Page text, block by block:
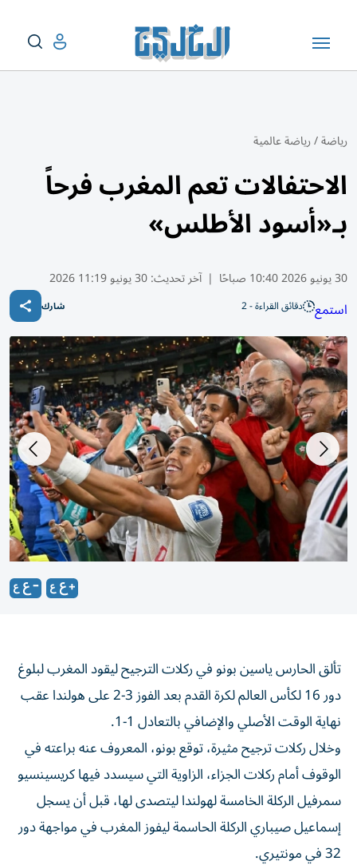
رياضة/رياضة عالمية
الاحتفالات تعم المغرب فرحاً
بـ«أسود الأطلس»
30 يونيو 2026 10:40 صباحًا | آخر تحديث:30 يونيو 11:19 2026
استمع دقائق القراءة - 2 شارك
تألق الحارس ياسين بونو في ركلات الترجيح ليقود المغرب لبلوغ
دور 16 لكأس العالم لكرة القدم بعد الفوز ‌3-2 على هولندا عقب
نهاية الوقت الأصلي والإضافي بالتعادل 1-1.
وخلال ركلات ترجيح مثيرة، توقع بونو، المعروف عنه براعته ​في
الوقوف أمام ركلات الجزاء، ⁠الزاوية التي سيسدد فيها كريسينسيو
سمرفيل الركلة الخامسة لهولندا ليتصدى لها، قبل أن يسجل
إسماعيل صيباري الركلة ‌الحاسمة ليفوز المغرب في مواجهة دور
32 ‌في مونتيري.